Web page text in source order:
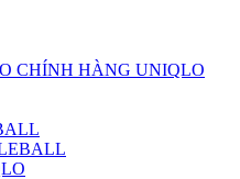
CHÍNH HÀNG UNIQLO